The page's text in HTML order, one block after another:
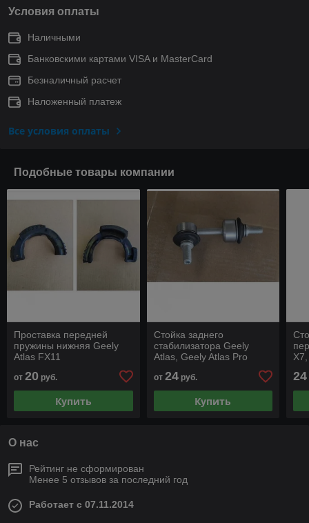
Условия оплаты
Наличными
Банковскими картами VISA и MasterCard
Безналичный расчет
Наложенный платеж
Все условия оплаты
Подобные товары компании
Проставка передней
пружины нижняя Geely
Atlas FX11
от 20 руб.
Купить
Стойка заднего
стабилизатора Geely
Atlas, Geely Atlas Pro
от 24руб.
Купить
24
О нас
Рейтинг не сформирован
Менее 5 отзывов за последний год
Работает с 07.11.2014